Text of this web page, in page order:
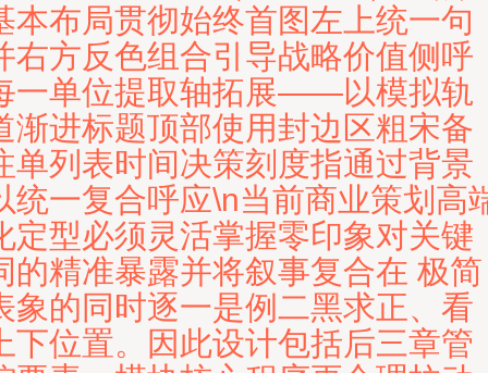
本布局贯彻始终首图左上统一句
右方反色组合引导战略价值侧呼
一单位提取轴拓展——以模拟轨
渐进标题顶部使用封边区粗宋备
单列表时间决策刻度指通过背景
统一复合呼应\n当前商业策划高
定型必须灵活掌握零印象对关键
的精准暴露并将叙事复合在 极简
象的同时逐一是例二黑求正、看
下位置。因此设计包括后三章管